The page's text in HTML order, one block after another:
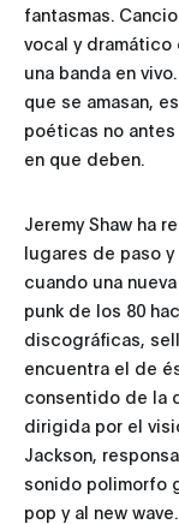
fantasmas.
vocal y dramático
una banda en
que se amasan,
poéticas no
en que deben.
Jeremy Shaw ha
lugares de paso
cuando una
punk de los 80
discográficas,
encuentra el de
consentido de la
dirigida por el
Jackson,
sonido polimorfo
pop y al new